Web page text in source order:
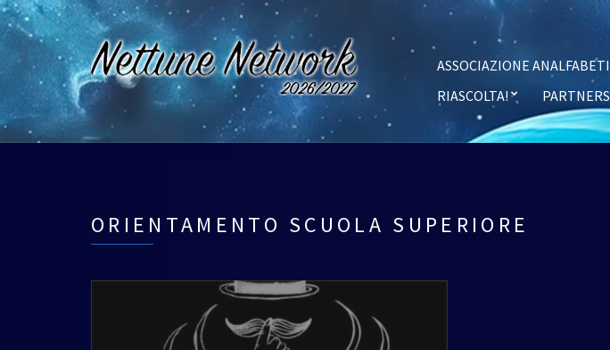
ASSOCIAZIONE ANALFABETI
RIASCOLTA!
PARTNERS
ORIENTAMENTO SCUOLA SUPERIORE